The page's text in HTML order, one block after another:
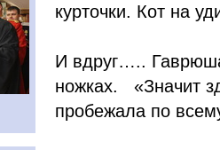
курточки. Кот на
И вдруг…..
ножках.
«Значит
пробежала по